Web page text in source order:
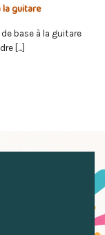
la guitare
base à la guitare
[...]